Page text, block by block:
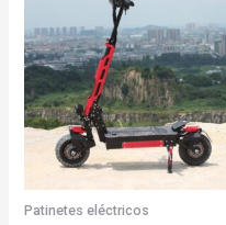
Patinetes eléctricos